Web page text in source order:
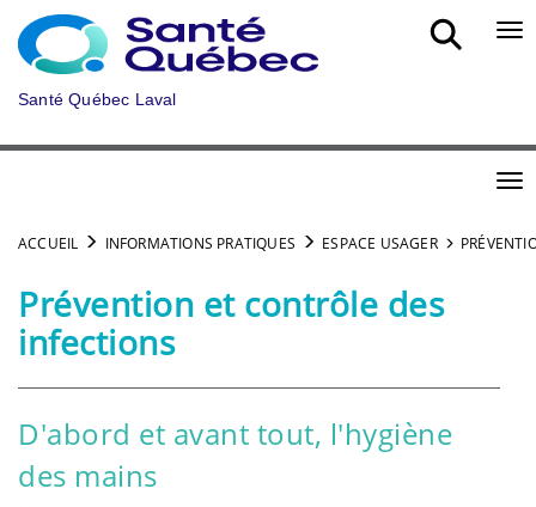
Aller au menu principal
Santé Québec Laval
ACCUEIL INFORMATIONS PRATIQUES ESPACE USAGER
Prévention et contrôle des
infections
D'abord et avant tout, l'hygiène
des mains